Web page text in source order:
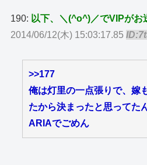
190: 以下、＼(^o^)／でVIPがお
2014/06/12(木) 15:03:17.85
>>177
俺は灯里の一点張りで、嫁
たから決まったと思ってた
ARIAでごめん